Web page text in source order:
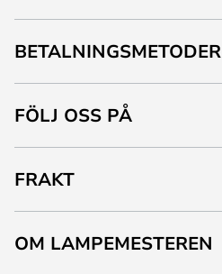
BETALNINGSMETODER
FÖLJ OSS PÅ
FRAKT
OM LAMPEMESTEREN